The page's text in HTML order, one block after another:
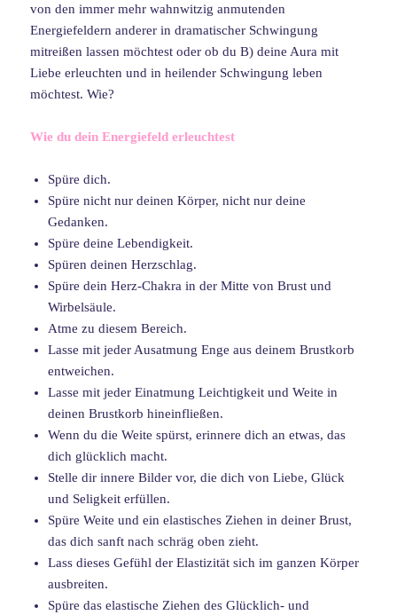
von den immer mehr wahnwitzig anmutenden
Energiefeldern anderer in dramatischer Schwingung
mitreißen lassen möchtest oder ob du B) deine Aura mit
Liebe erleuchten und in heilender Schwingung leben
möchtest. Wie?
Wie du dein Energiefeld erleuchtest
Spüre dich.
Spüre nicht nur deinen Körper, nicht nur deine
Gedanken.
Spüre deine Lebendigkeit.
Spüren deinen Herzschlag.
Spüre dein Herz-Chakra in der Mitte von Brust und
Wirbelsäule.
Atme zu diesem Bereich.
Lasse mit jeder Ausatmung Enge aus deinem Brustkorb
entweichen.
Lasse mit jeder Einatmung Leichtigkeit und Weite in
deinen Brustkorb hineinfließen.
Wenn du die Weite spürst, erinnere dich an etwas, das
dich glücklich macht.
Stelle dir innere Bilder vor, die dich von Liebe, Glück
und Seligkeit erfüllen.
Spüre Weite und ein elastisches Ziehen in deiner Brust,
das dich sanft nach schräg oben zieht.
Lass dieses Gefühl der Elastizität sich im ganzen Körper
ausbreiten.
Spüre das elastische Ziehen des Glücklich- und